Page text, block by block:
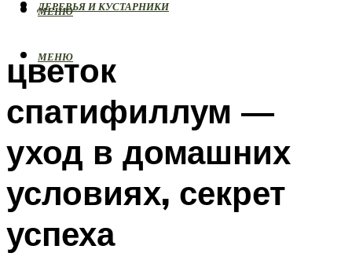
ДЕРЕВЬЯ И КУСТАРНИКИ
МЕНЮ
МЕНЮ
цветок
спатифиллум —
уход в домашних
условиях, секрет
успеха